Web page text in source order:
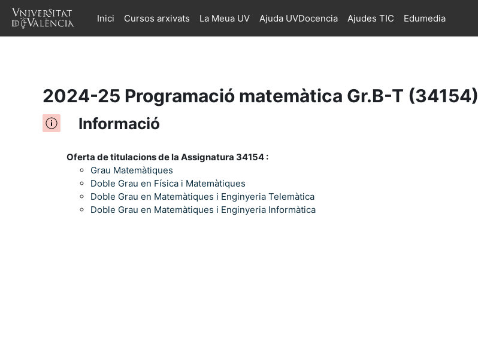
Ves al contingut principalInici Cursos arxivats La Meua UV Ajuda UVDocencia Ajudes TIC Edumedia
2024-25 Programació matemàtica Gr.B-T (34154)
Informació
Oferta de titulacions de la Assignatura 34154 :
Grau Matemàtiques
Doble Grau en Física i Matemàtiques
Doble Grau en Matemàtiques i Enginyeria Telemàtica
Doble Grau en Matemàtiques i Enginyeria Informàtica